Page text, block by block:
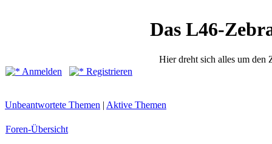
Das L46-
Hier dreht sich alles um den
Anmelden
Registrieren
Unbeantwortete Themen | Aktive Themen
Foren-Übersicht